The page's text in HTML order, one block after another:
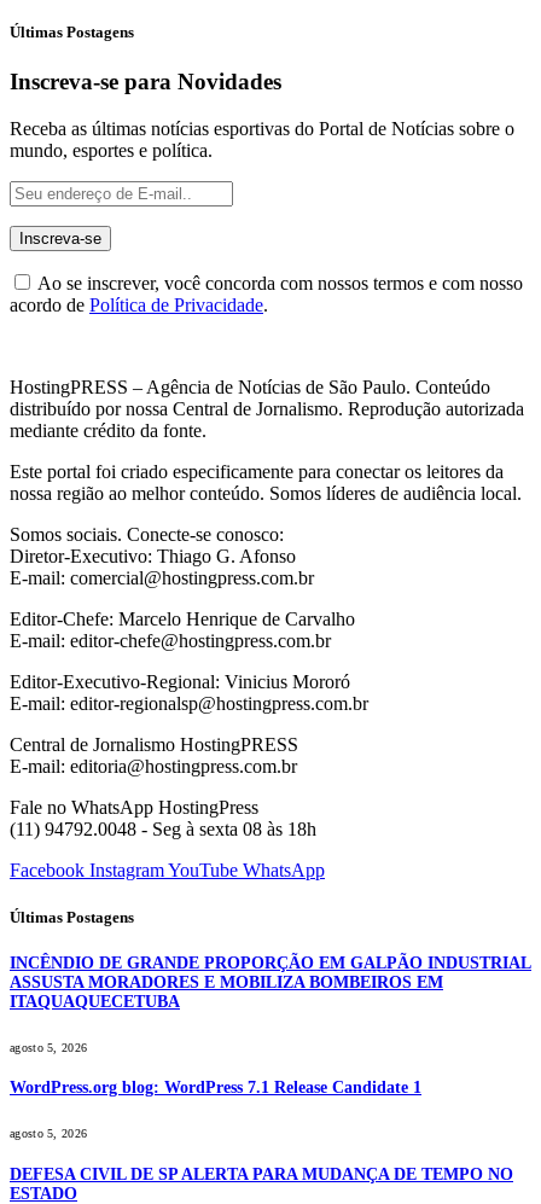
Últimas Postagens
Inscreva-se para Novidades
Receba as últimas notícias esportivas do Portal de Notícias sobre o
mundo, esportes e política.
Ao se inscrever, você concorda com nossos termos e com nosso
acordo de Política de Privacidade.
HostingPRESS – Agência de Notícias de São Paulo. Conteúdo
distribuído por nossa Central de Jornalismo. Reprodução autorizada
mediante crédito da fonte.
Este portal foi criado especificamente para conectar os leitores da
nossa região ao melhor conteúdo. Somos líderes de audiência local.
Somos sociais. Conecte-se conosco:
Diretor-Executivo: Thiago G. Afonso
E-mail: comercial@hostingpress.com.br
Editor-Chefe: Marcelo Henrique de Carvalho
E-mail: editor-chefe@hostingpress.com.br
Editor-Executivo-Regional: Vinicius Mororó
E-mail: editor-regionalsp@hostingpress.com.br
Central de Jornalismo HostingPRESS
E-mail: editoria@hostingpress.com.br
Fale no WhatsApp HostingPress
(11) 94792.0048 - Seg à sexta 08 às 18h
Facebook InstagramYouTube WhatsApp
Últimas Postagens
INCÊNDIO DE GRANDE PROPORÇÃO EM GALPÃO INDUSTRIAL
ASSUSTA MORADORES E MOBILIZA BOMBEIROS EM
ITAQUAQUECETUBA
agosto 5, 2026
WordPress.org blog: WordPress 7.1 Release Candidate 1
agosto 5, 2026
DEFESA CIVIL DE SP ALERTA PARA MUDANÇA DE TEMPO NO
ESTADO